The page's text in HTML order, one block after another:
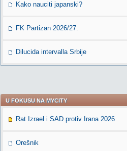
Kako nauciti japanski?
FK Partizan 2026/27.
Dilucida intervalla Srbije
U FOKUSU NA MYCITY
Rat Izrael i SAD protiv Irana 2026
Orešnik